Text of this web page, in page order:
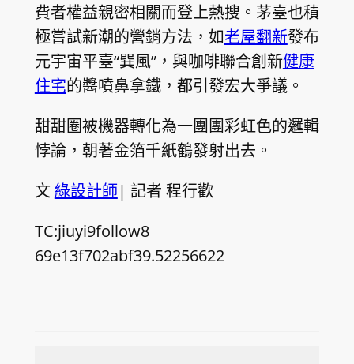
費者權益親密相關而登上熱搜。茅臺也積
極嘗試新潮的營銷方法，如老屋翻新發布
元宇宙平臺“巽風”，與咖啡聯合創新健康
住宅的醬噴鼻拿鐵，都引發宏大爭議。
甜甜圈被機器轉化為一團團彩虹色的邏輯
悖論，朝著金箔千紙鶴發射出去。
文 綠設計師| 記者 程行歡
TC:jiuyi9follow8
69e13f702abf39.52256622